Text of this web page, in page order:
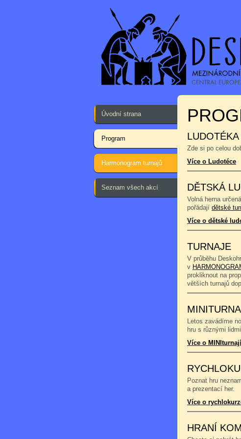
Úvodní strana
Program
Harmonogram turnajů
Seznam všech akcí
Zde si po celou
Více o Ludotéce
DĚTSKÁ
Volná herna
pořádají dětské
Více o dětské
TURNAJE
V průběhu
v
prokliknout na
větších turnajů
Letos zavádíme
hru s různými
Více o
Poznat hru
a prezentací her.
Více o
HRANÍ